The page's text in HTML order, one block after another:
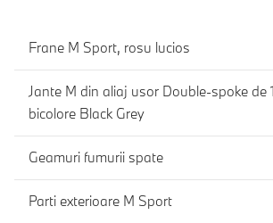
Frane M Sport, rosu lucios
Jante M din aliaj usor Double-spoke de
bicolore Black Grey
Geamuri fumurii spate
Parti exterioare M Sport